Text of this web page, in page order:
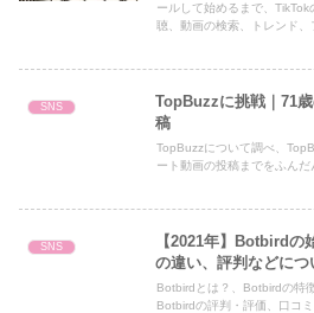
ールして始めるまで、
聴、動画の検索、トレンド、
SNS
TopBuzzに挑戦｜71
稿
TopBuzzについて調べ、
ート動画の投稿までをふんだ
SNS
【2021年】Botbirdの
の違い、評判などにつ
Botbirdとは？、Botbirdの特
Botbirdの評判・評価、口コ